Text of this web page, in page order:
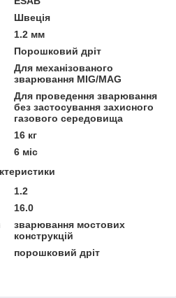
Швеція
1.2 мм
Порошковий дріт
Для механізованого
зварювання MIG/MAG
Для проведення зварювання
без застосування захисного
газового середовища
16 кг
6 міс
1.2
16.0
зварювання мостових
конструкцій
порошковий дріт